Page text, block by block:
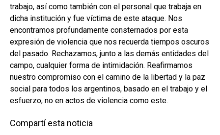
trabajo, así como también con el personal que trabaja en
dicha institución y fue víctima de este ataque. Nos
encontramos profundamente consternados por esta
expresión de violencia que nos recuerda tiempos oscuros
del pasado. Rechazamos, junto a las demás entidades del
campo, cualquier forma de intimidación. Reafirmamos
nuestro compromiso con el camino de la libertad y la paz
social para todos los argentinos, basado en el trabajo y el
esfuerzo, no en actos de violencia como este.
Compartí esta noticia